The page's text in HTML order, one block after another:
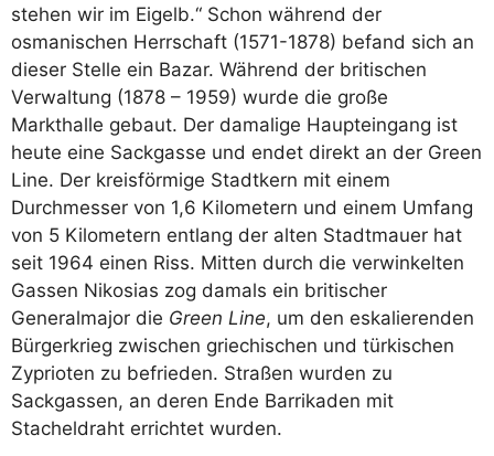
stehen wir im Eigelb.“ Schon während der
osmanischen Herrschaft (1571-1878) befand sich an
dieser Stelle ein Bazar. Während der britischen
Verwaltung (1878 – 1959) wurde die große
Markthalle gebaut. Der damalige Haupteingang ist
heute eine Sackgasse und endet direkt an der Green
Line. Der kreisförmige Stadtkern mit einem
Durchmesser von 1,6 Kilometern und einem Umfang
von 5 Kilometern entlang der alten Stadtmauer hat
seit 1964 einen Riss. Mitten durch die verwinkelten
Gassen Nikosias zog damals ein britischer
Generalmajor die Green Line, um den eskalierenden
Bürgerkrieg zwischen griechischen und türkischen
Zyprioten zu befrieden. Straßen wurden zu
Sackgassen, an deren Ende Barrikaden mit
Stacheldraht errichtet wurden.